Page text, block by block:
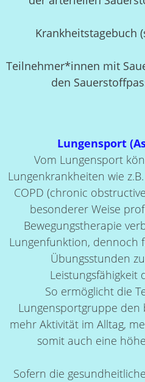
Krankheitstagebuch
Teilnehmer*innen mit
den
Lungensport
Vom Lungensport
Lungenkrankheiten wie
COPD (chronic
besonderer Weise
Bewegungstherapie
Lungenfunktion, dennoch
Übungsstunden
Leistungsfähigkeit
So ermöglicht die
Lungensportgruppe
mehr Aktivität im Alltag,
somit auch eine
Sofern die